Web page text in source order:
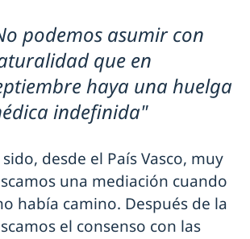
podemos asumir con
que en
haya una huelga
indefinida"
desde el País Vasco, muy
una mediación cuando
había camino. Después de la
el consenso con las